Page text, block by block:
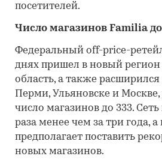
посетителей.
Число магазинов Familia
Федеральный off-price-
днях пришел в новый
область, а также
Перми, Ульяновске и
число магазинов до 333.
раза менее чем за три года,
предполагает поставить
новых магазинов.